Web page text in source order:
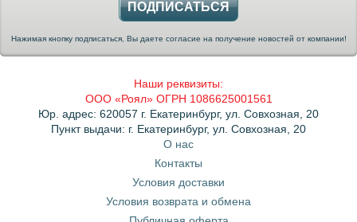
ПОДПИСАТЬСЯ
Нажимая кнопку подписаться, Вы даете согласие на получение новостей от компании!
Наши реквизиты:
ООО «Роял» ОГРН 1086625001561
Юр. адрес: 620057 г. Екатеринбург, ул. Совхозная, 20
Пункт выдачи: г. Екатеринбург, ул. Совхозная, 20
О нас
Контакты
Условия доставки
Условия возврата и обмена